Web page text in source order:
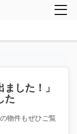
した！」
た
物件もぜひご覧